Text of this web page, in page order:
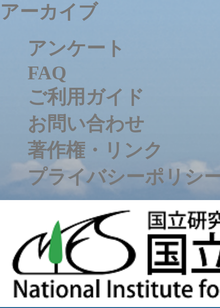
アーカイブ
アンケート
FAQ
ご利用ガイド
お問い合わせ
著作権・リンク
プライバシーポリシ